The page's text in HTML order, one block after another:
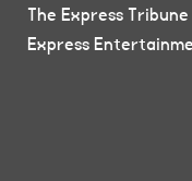
The Express Tribune
Express